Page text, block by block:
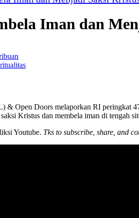
Iman dan
& Open Doors melaporkan RI peringkat
Kristus dan membela iman di tengah
Youtube. Tks to subscribe, share, and